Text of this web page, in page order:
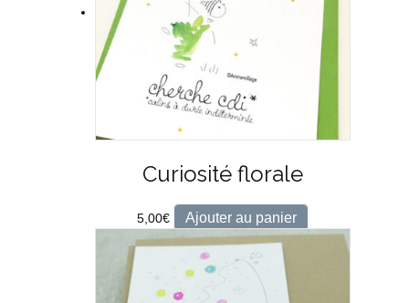
Curiosité florale
5,00€ Ajouter au panier